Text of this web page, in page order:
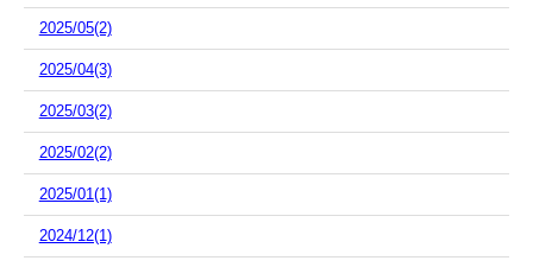
2025/05(2)
2025/04(3)
2025/03(2)
2025/02(2)
2025/01(1)
2024/12(1)